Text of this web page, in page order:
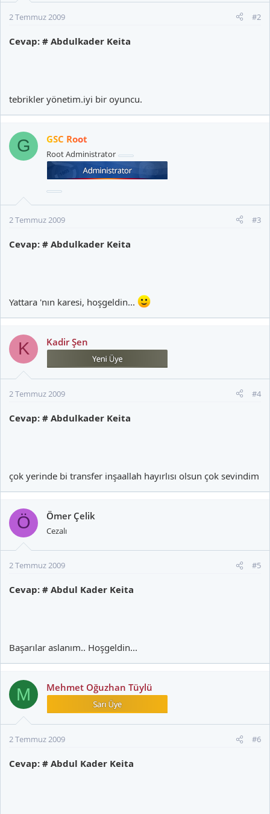
2 Temmuz 2009 #2
Cevap: # Abdulkader Keita
tebrikler yönetim.iyi bir oyuncu.
G GSC Root
Root Administrator
2 Temmuz 2009 #3
Cevap: # Abdulkader Keita
Yattara 'nın karesi, hoşgeldin...
K Kadir Şen
2 Temmuz 2009 #4
Cevap: # Abdulkader Keita
çok yerinde bi transfer inşaallah hayırlısı olsun çok sevindim
Ö Ömer Çelik
Cezalı
2 Temmuz 2009 #5
Cevap: # Abdul Kader Keita
Başarılar aslanım.. Hoşgeldin...
M Mehmet Oğuzhan Tüylü
2 Temmuz 2009 #6
Cevap: # Abdul Kader Keita